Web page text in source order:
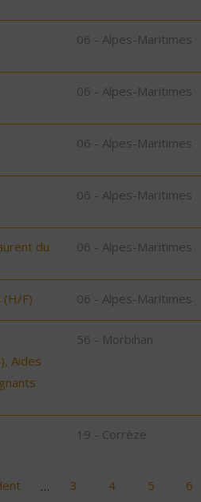
06 - Alpes-Maritimes
06 - Alpes-Maritimes
06 - Alpes-Maritimes
06 - Alpes-Maritimes
du
06 - Alpes-Maritimes
(H/F) 06 - Alpes-Maritimes
Aides
56 - Morbihan
19 - Corrèze
… 3 4 5 6